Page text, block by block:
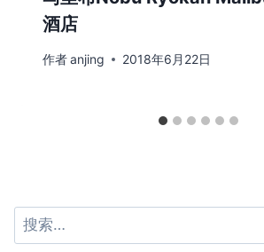
酒店
作者anjing 2018年6月22日
搜
索：